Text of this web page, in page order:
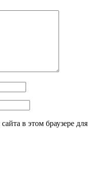
в этом браузере для